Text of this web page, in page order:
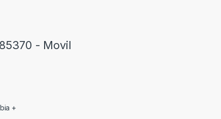
- Movil
+